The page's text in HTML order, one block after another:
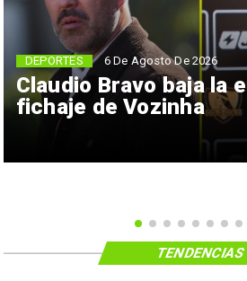
Claudio Bravo baja la
fichaje de Vozinha
DEPORTES 6 De Agosto De 2026
TENDENCIAS